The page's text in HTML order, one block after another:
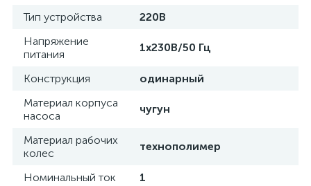
Тип устройства
220В
Напряжение
питания
1х230В/50 Гц
Конструкция
одинарный
Материал корпуса
насоса
чугун
Материал рабочих
колес
технополимер
Номинальный ток
1